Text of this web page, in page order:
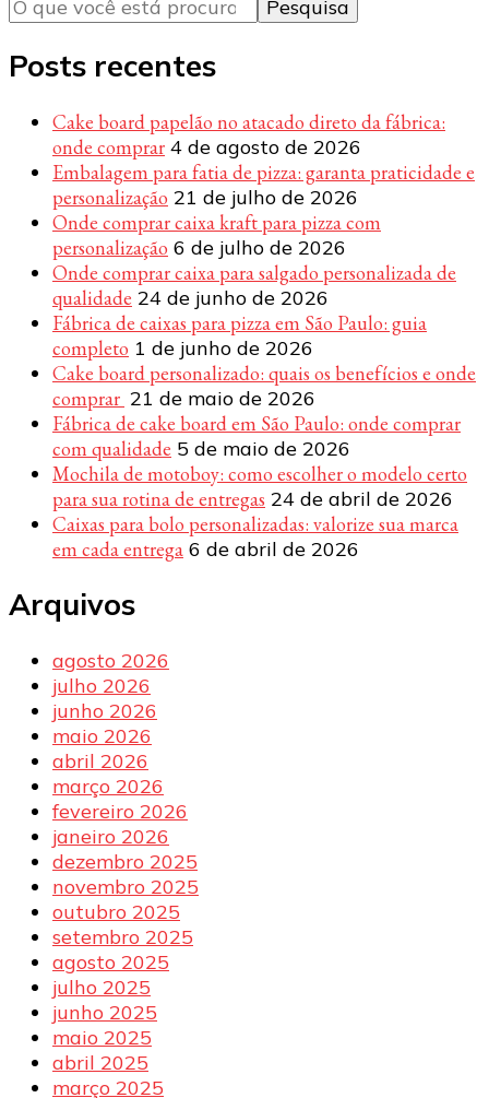
Posts recentes
Cake board papelão no atacado direto da fábrica:
onde comprar 4 de agosto de 2026
Embalagem para fatia de pizza: garanta praticidade e
personalização 21 de julho de 2026
Onde comprar caixa kraft para pizza com
personalização 6 de julho de 2026
Onde comprar caixa para salgado personalizada de
qualidade 24 de junho de 2026
Fábrica de caixas para pizza em São Paulo: guia
completo 1 de junho de 2026
Cake board personalizado: quais os benefícios e onde
comprar 21 de maio de 2026
Fábrica de cake board em São Paulo: onde comprar
com qualidade 5 de maio de 2026
Mochila de motoboy: como escolher o modelo certo
para sua rotina de entregas 24 de abril de 2026
Caixas para bolo personalizadas: valorize sua marca
em cada entrega 6 de abril de 2026
Arquivos
agosto 2026
julho 2026
junho 2026
maio 2026
abril 2026
março 2026
fevereiro 2026
janeiro 2026
dezembro 2025
novembro 2025
outubro 2025
setembro 2025
agosto 2025
julho 2025
junho 2025
maio 2025
abril 2025
março 2025